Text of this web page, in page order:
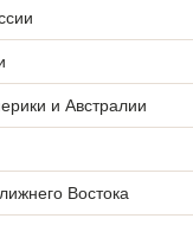
и Австралии
Востока